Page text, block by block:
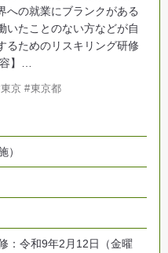
への就業にブランクがある
いたことのない方などが自
るためのリスキリング研修
】…
東京 東京都
）
：令和9年2月12日（金曜